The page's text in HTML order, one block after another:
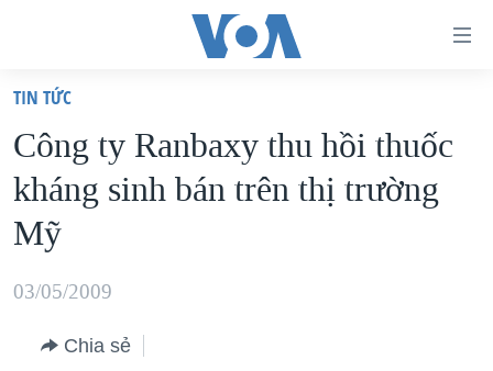
truy
cập
Tới
nội
dung
chính
VIỆT NAM
HOA KỲ
BIỂN ĐÔNG
THẾ GIỚI
DIỄN ĐÀN
TIN TỨC
Công ty Ranbaxy thu hồi thuốc
kháng sinh bán trên thị trường
Mỹ
03/05/2009
Chia sẻ